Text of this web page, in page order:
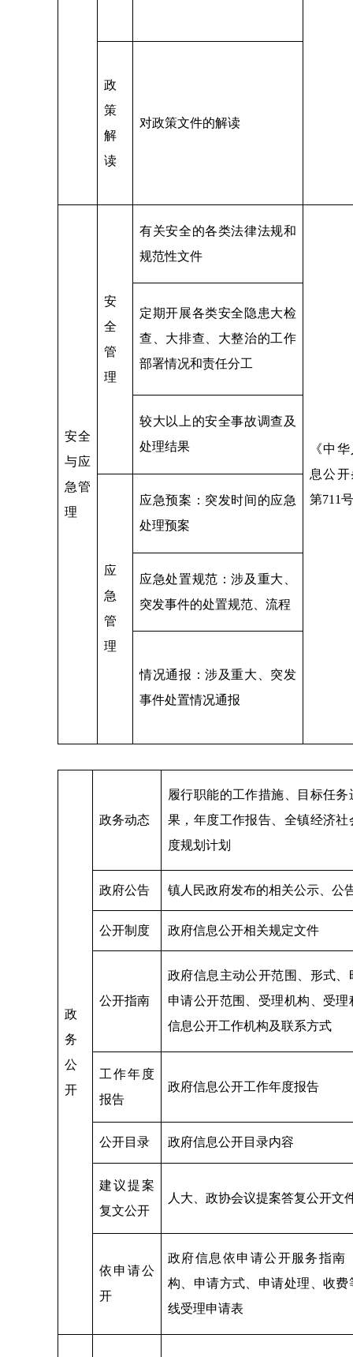
政
策
解
读
对政策文件的解读
安全
与应
急管
理
安
全
管
理
有关安全的各类法律法规和
规范性文件
《中
息公
第711
定期开展各类安全隐患大检
查、大排查、大整治的工作
部署情况和责任分工
较大以上的安全事故调查及
处理结果
应
急
管
理
应急预案：突发时间的应急
处理预案
应急处置规范：涉及重大、
突发事件的处置规范、流程
情况通报：涉及重大、突发
事件处置情况通报
政
务
公
开
政务动态
履行职能的工作措施、目标任务
果，年度工作报告、全镇经济社
度规划计划
政府公告 镇人民政府发布的相关公示、公
公开制度 政府信息公开相关规定文件
公开指南
政府信息主动公开范围、形式、
申请公开范围、受理机构、受理
信息公开工作机构及联系方式
工作年度
报告
政府信息公开工作年度报告
公开目录 政府信息公开目录内容
建议提案
复文公开
人大、政协会议提案答复公开文
依申请公
开
政府信息依申请公开服务指南
构、申请方式、申请处理、收费
线受理申请表